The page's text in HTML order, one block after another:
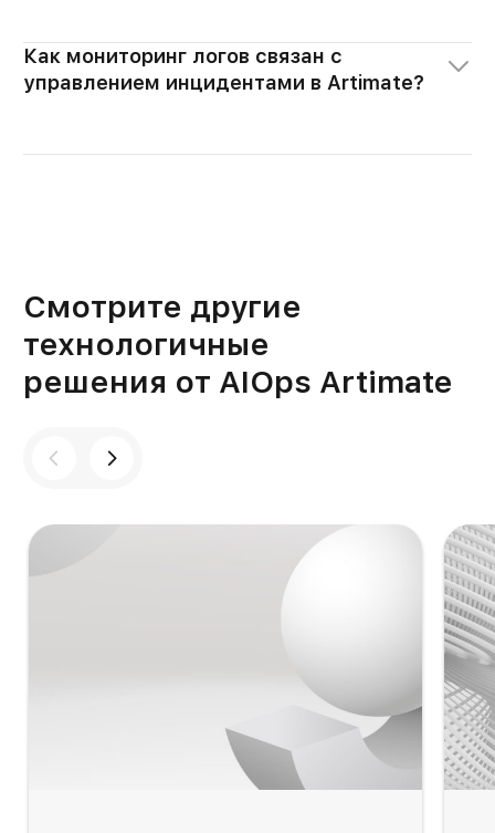
Как мониторинг логов связан с
управлением инцидентами в Artimate?
Смотрите другие
технологичные
решения от AIOps Artimate